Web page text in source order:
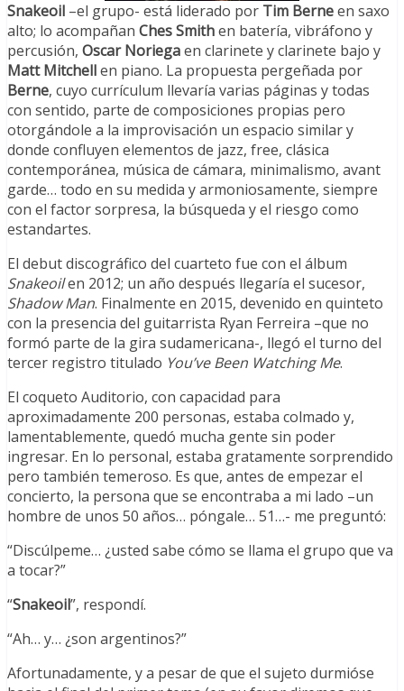
Snakeoil –el grupo- está liderado por Tim Berneen saxo
alto; lo acompañan Ches Smithen batería, vibráfono y
percusión, Oscar Noriegaen clarinete y clarinete bajo y
Matt Mitchellen piano. La propuesta pergeñada por
Berne, cuyo currículum llevaría varias páginas y todas
con sentido, parte de composiciones propias pero
otorgándole a la improvisación un espacio similar y
donde confluyen elementos de jazz, free, clásica
contemporánea, música de cámara, minimalismo, avant
garde… todo en su medida y armoniosamente, siempre
con el factor sorpresa, la búsqueda y el riesgo como
estandartes.
El debut discográfico del cuarteto fue con el álbum
Snakeoilen 2012; un año después llegaría el sucesor,
Shadow Man. Finalmente en 2015, devenido en quinteto
con la presencia del guitarrista Ryan Ferreira –que no
formó parte de la gira sudamericana-, llegó el turno del
tercer registro titulado You’ve Been Watching Me.
El coqueto Auditorio, con capacidad para
aproximadamente 200 personas, estaba colmado y,
lamentablemente, quedó mucha gente sin poder
ingresar. En lo personal, estaba gratamente sorprendido
pero también temeroso. Es que, antes de empezar el
concierto, la persona que se encontraba a mi lado –un
hombre de unos 50 años… póngale… 51…- me preguntó:
“Discúlpeme… ¿usted sabe cómo se llama el grupo que va
a tocar?”
“Snakeoil”, respondí.
“Ah… y… ¿son argentinos?”
Afortunadamente, y a pesar de que el sujeto durmióse